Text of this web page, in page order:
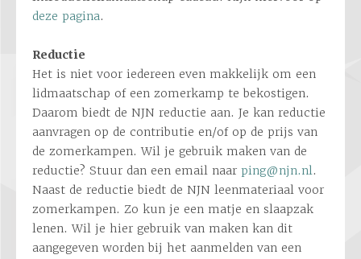
deze pagina.
Reductie
Het is niet voor iedereen even makkelijk om een
lidmaatschap of een zomerkamp te bekostigen.
Daarom biedt de NJN reductie aan. Je kan reductie
aanvragen op de contributie en/of op de prijs van
de zomerkampen. Wil je gebruik maken van de
reductie? Stuur dan een email naar ping@njn.nl.
Naast de reductie biedt de NJN leenmateriaal voor
zomerkampen. Zo kun je een matje en slaapzak
lenen. Wil je hier gebruik van maken kan dit
aangegeven worden bij het aanmelden van een